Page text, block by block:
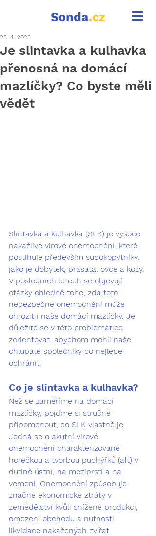
Sonda.cz
Je slintavka a kulhavka
přenosná na domácí
mazlíčky? Co byste měli
vědět
28. 4. 2025
Slintavka a kulhavka (SLK) je vysoce
nakažlivé virové onemocnění, které
postihuje především sudokopytníky,
jako je dobytek, prasata, ovce a kozy.
V posledních letech se objevují
otázky ohledně toho, zda toto
nebezpečné onemocnění může
ohrozit i naše domácí mazlíčky. Je
důležité se v této problematice
zorientovat, abychom mohli naše
chlupaté společníky co nejlépe
ochránit.
Co je slintavka a kulhavka?
Než se zaměříme na domácí
mazlíčky, pojďme si stručně
připomenout, co SLK vlastně je.
Jedná se o akutní virové
onemocnění charakterizované
horečkou a tvorbou puchýřků (aft) v
dutině ústní, na meziprstí a na
vemeni. Onemocnění způsobuje
značné ekonomické ztráty v
zemědělství kvůli snížené produkci,
omezení obchodu a nutnosti
likvidace nakažených zvířat.